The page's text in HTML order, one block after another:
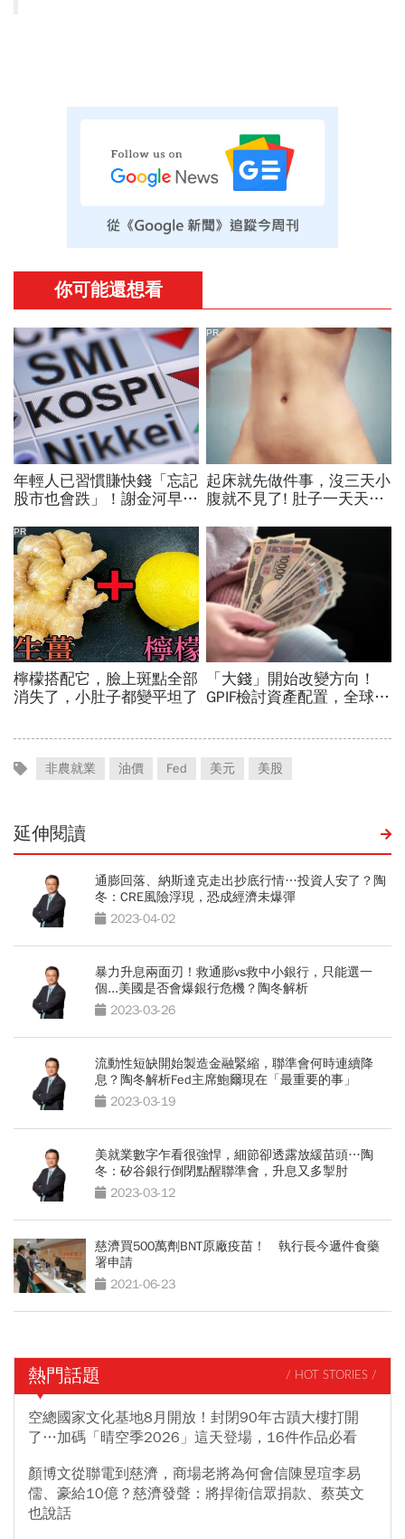
非農就業 油價 Fed 美元 美股
延伸閱讀
通膨回落、納斯達克走出抄底行情…投資人安了？陶
冬：CRE風險浮現，恐成經濟未爆彈
2023-04-02
暴力升息兩面刃！救通膨vs救中小銀行，只能選一
個...美國是否會爆銀行危機？陶冬解析
2023-03-26
流動性短缺開始製造金融緊縮，聯準會何時連續降
息？陶冬解析Fed主席鮑爾現在「最重要的事」
2023-03-19
美就業數字乍看很強悍，細節卻透露放緩苗頭…陶
冬：矽谷銀行倒閉點醒聯準會，升息又多掣肘
2023-03-12
慈濟買500萬劑BNT原廠疫苗！ 執行長今遞件食藥
署申請
2021-06-23
熱門話題 / HOT STORIES /
空總國家文化基地8月開放！封閉90年古蹟大樓打開
了…加碼「晴空季2026」這天登場，16件作品必看
顏博文從聯電到慈濟，商場老將為何會信陳昱瑄李易
儒、豪給10億？慈濟發聲：將捍衛信眾捐款、蔡英文
也說話